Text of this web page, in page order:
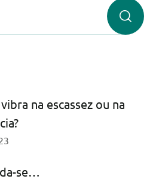
na escassez ou na
se…